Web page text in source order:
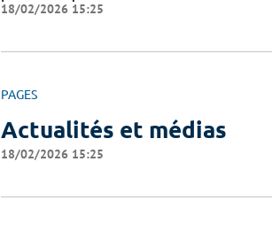
18/02/2026 15:25
PAGES
Actualités et médias
18/02/2026 15:25